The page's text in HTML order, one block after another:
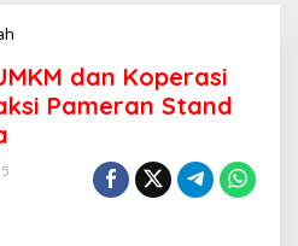
p
a
i
dan Koperasi
Pameran Stand